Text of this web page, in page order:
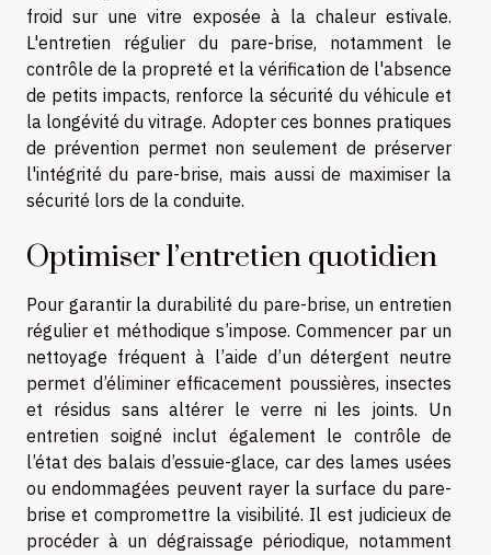
froid sur une vitre exposée à la chaleur estivale.
L'entretien régulier du pare-brise, notamment le
contrôle de la propreté et la vérification de l'absence
de petits impacts, renforce la sécurité du véhicule et
la longévité du vitrage. Adopter ces bonnes pratiques
de prévention permet non seulement de préserver
l'intégrité du pare-brise, mais aussi de maximiser la
sécurité lors de la conduite.
Optimiser l’entretien quotidien
Pour garantir la durabilité du pare-brise, un entretien
régulier et méthodique s’impose. Commencer par un
nettoyage fréquent à l’aide d’un détergent neutre
permet d’éliminer efficacement poussières, insectes
et résidus sans altérer le verre ni les joints. Un
entretien soigné inclut également le contrôle de
l’état des balais d’essuie-glace, car des lames usées
ou endommagées peuvent rayer la surface du pare-
brise et compromettre la visibilité. Il est judicieux de
procéder à un dégraissage périodique, notamment